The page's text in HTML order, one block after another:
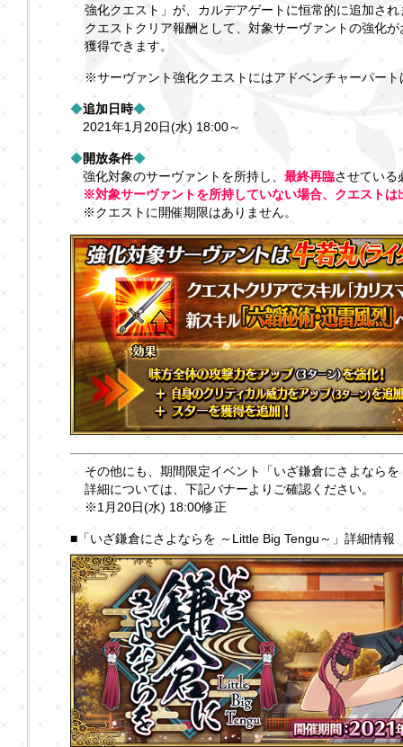
強化クエスト」が、カルデアゲートに恒常的に追加され
クエストクリア報酬として、対象サーヴァントの強化
獲得できます。
※サーヴァント強化クエストにはアドベンチャーパー
◆追加日時◆
2021年1月20日(水) 18:00～
◆開放条件◆
強化対象のサーヴァントを所持し、最終再臨させている
※対象サーヴァントを所持していない場合、クエストは
※クエストに開催期限はありません。
その他にも、期間限定イベント「いざ鎌倉にさよなら
詳細については、下記バナーよりご確認ください。
※1月20日(水) 18:00修正
■「いざ鎌倉にさよならを ～Little Big Tengu～」詳細情報